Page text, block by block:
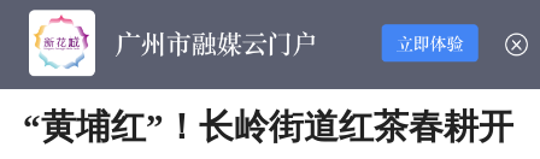
“黄埔红”！长岭街道红茶春耕开